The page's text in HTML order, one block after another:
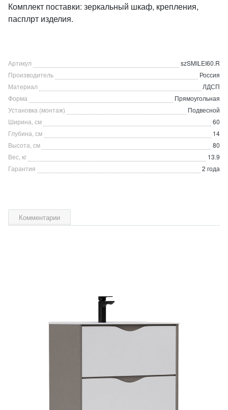
Комплект поставки: зеркальный шкаф, крепления,
пасплрт изделия.
Артикул
szSMILEI60.R
Производитель
Россия
Материал
ЛДСП
Форма
Прямоугольная
Установка (монтаж)
Подвесной
Ширина, см
60
Глубина, см
14
Высота, см
80
Вес, кг
13.9
Гарантия
2 года
Комментарии